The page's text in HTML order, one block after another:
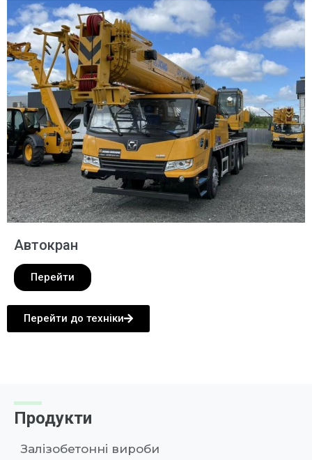
Автокран
Перейти
Перейти до техніки
Продукти
Залізобетонні вироби